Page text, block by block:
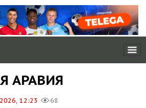
АРАВИЯ
12:23
68